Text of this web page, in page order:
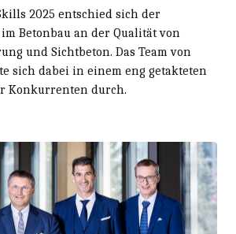
2025 entschied sich der
Betonbau an der Qualität von
und Sichtbeton. Das Team von
sich dabei in einem eng getakteten
Konkurrenten durch.